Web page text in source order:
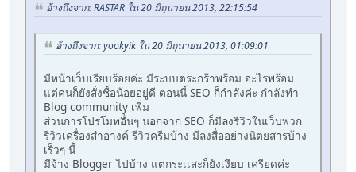
อ้างถึงจาก: RASTAR ใน 20 มิถุนายน 2013, 22:15:54
อ้างถึงจาก: yookyik ใน 20 มิถุนายน 2013, 01:09:01
มีหน้าเว็บเรียบร้อยค่ะ มีระบบตระกร้าพร้อม อะไรพร้อม
แต่คนก็ยังสั่งซื้อน้อยอยู่ดี ตอนนี้ SEO ก็กำลังค่ะ กำลังทำ
Blog community เพิ่ม
ส่วนการโปรโมทอื่นๆ นอกจาก SEO ก็มีลงรีวิวในเว็บพวก
รีวิวเครื่องสำอางค์ รีวิวครีมบ้าง มีลงสื่ออย่างนิตยสารบ้าง
เร็วๆ นี้
มีจ้าง Blogger ไปบ้าง แต่กระเเสะก็ยังเงียบ เครียดค่ะ